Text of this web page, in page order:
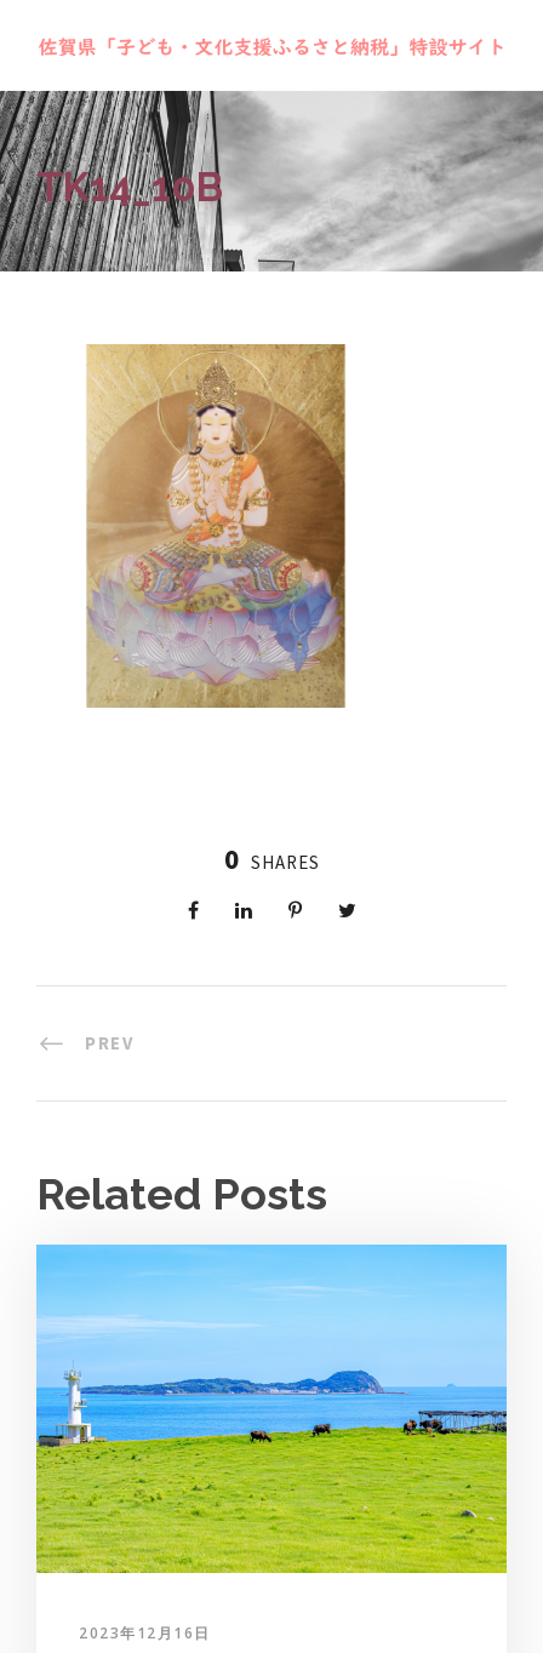
TK14_10B
0 SHARES
PREV
Related Posts
2023年12月16日